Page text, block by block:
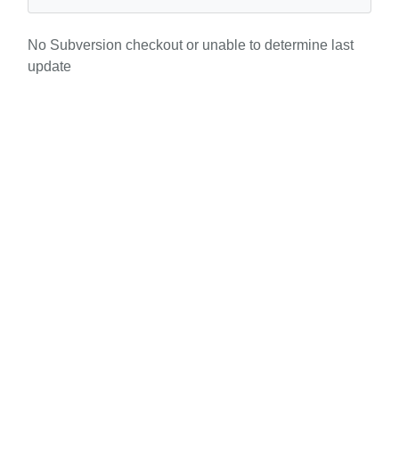
No Subversion checkout or unable to determine last
update